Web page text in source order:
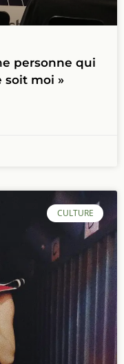
personne qui
soit moi »
CULTURE